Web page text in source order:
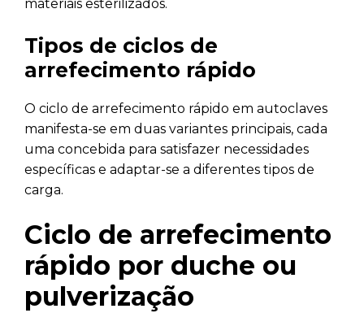
materiais esterilizados.
Tipos de ciclos de
arrefecimento rápido
O ciclo de arrefecimento rápido em autoclaves
manifesta-se em duas variantes principais, cada
uma concebida para satisfazer necessidades
específicas e adaptar-se a diferentes tipos de
carga.
Ciclo de arrefecimento
rápido por duche ou
pulverização